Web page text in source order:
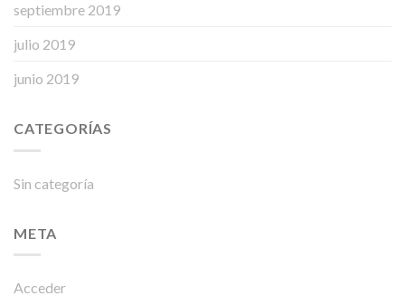
septiembre 2019
julio 2019
junio 2019
CATEGORÍAS
Sin categoría
META
Acceder